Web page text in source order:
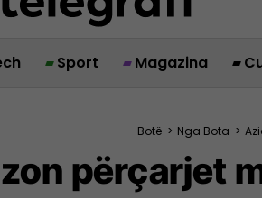
Sport Magazina
Botë > Nga Bota >
përçarjet